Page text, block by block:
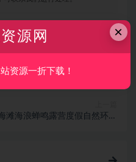
链接
滩海浪蝉鸣露营度假自然环境
×
源网
资源一折下载！